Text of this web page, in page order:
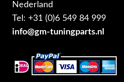
Nederland
Tel: +31 (0)6 549 84 999
info@gm-tuningparts.nl